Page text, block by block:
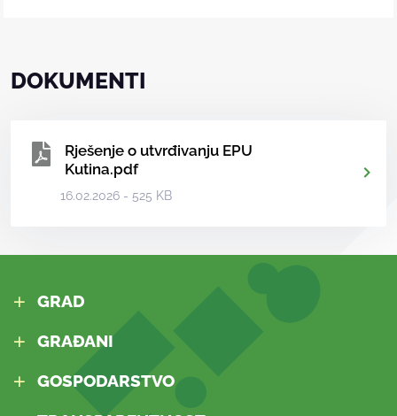
DOKUMENTI
Rješenje o utvrđivanju EPU
Kutina.pdf
16.02.2026 - 525 KB
GRAD
GRAĐANI
GOSPODARSTVO